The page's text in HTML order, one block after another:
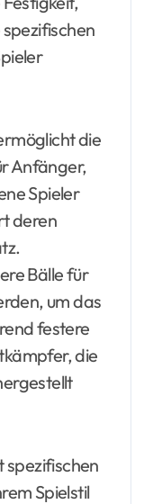
die
Anfänger,
Spieler
deren
Bälle für
um das
festere
die
spezifischen
Spielstil